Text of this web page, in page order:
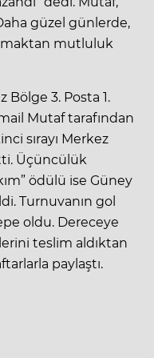
güzel günlerde,
mutluluk
Bölge 3. Posta 1.
Mutaf tarafından
sırayı Merkez
Üçüncülük
ödülü ise Güney
Turnuvanın gol
oldu. Dereceye
teslim aldıktan
paylaştı.